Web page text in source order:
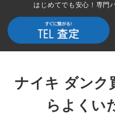
いセンスが光るコラボアイテム
～
はじめてでも安心！専門
ナイキ ダンク
らよくい